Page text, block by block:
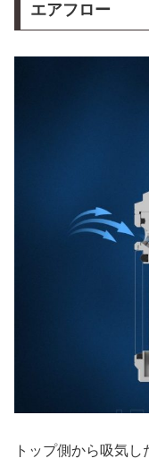
エアフロー
トップ側から吸気